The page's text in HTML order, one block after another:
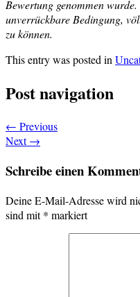
Bewertung genommen
unverrückbare Bedingung,
zu können.
This entry was posted in
Post navigation
← Previous
Next→
Schreibe einen
Deine E-Mail-Adresse wird
sind mit* markiert